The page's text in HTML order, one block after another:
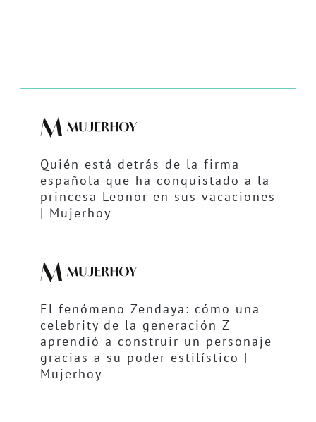
Quién está detrás de la firma
española que ha conquistado a la
princesa Leonor en sus vacaciones
| Mujerhoy
El fenómeno Zendaya: cómo una
celebrity de la generación Z
aprendió a construir un personaje
gracias a su poder estilístico |
Mujerhoy